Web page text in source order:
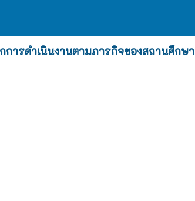
การดำเนินงานตามภารกิจของสถานศึกษา